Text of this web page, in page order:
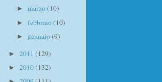
► marzo(10)
► febbraio(10)
► gennaio(9)
► 2011 (129)
► 2010(132)